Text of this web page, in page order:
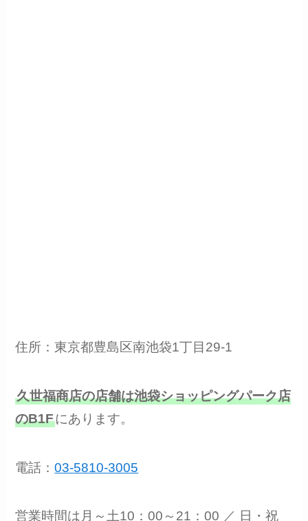
住所：東京都豊島区南池袋1丁目29-1
久世福商店の店舗は池袋ショッピングパーク店
のB1Fにあります。
電話：03-5810-3005
営業時間は月～土10：00～21：00 ／ 日・祝